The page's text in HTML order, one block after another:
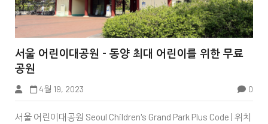


서울 어린이대공원 - 동양 최대 어린이를 위한 무료
공원
4월 19, 2023 0
서울 어린이대공원 Seoul Children's Grand Park Plus Code | 위치
식물원